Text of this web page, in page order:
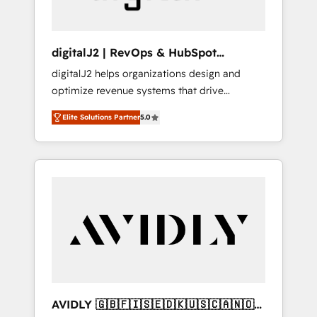
digitalJ2 | RevOps & HubSpot
Implementations
digitalJ2 helps organizations design and
optimize revenue systems that drive
scalable, predictable growth. As a triple-
accredited HubSpot Solutions Partner, we
specialize in both strategic RevOps planning
and hands-on technical execution - building
Services - Managed IT (MSP) - Franchises -
Professional Services - And more! How we
Custom integrations and workflow
Elite Solutions Partner5.0
AVIDLY 🇬🇧🇫🇮🇸🇪🇩🇰🇺🇸🇨🇦🇳🇴